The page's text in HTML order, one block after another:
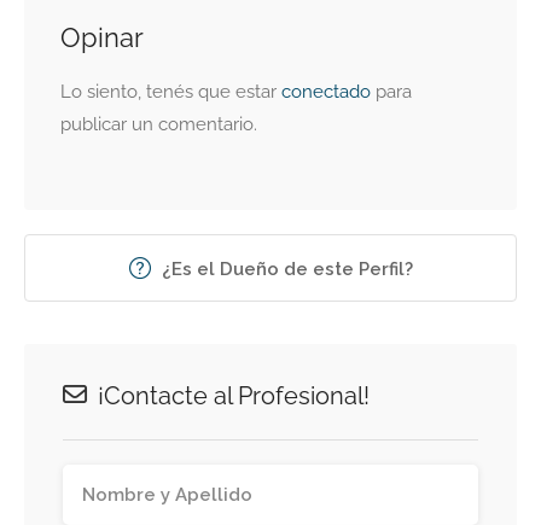
Opinar
Lo siento, tenés que estar conectado para
publicar un comentario.
¿Es el Dueño de este Perfil?
¡Contacte al Profesional!